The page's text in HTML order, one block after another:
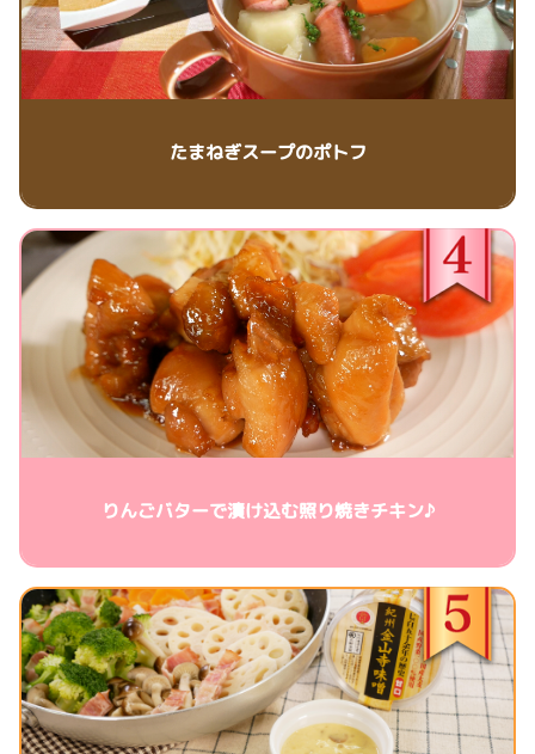
たまねぎスープのポトフ
りんごバターで漬け込む照り焼きチキン♪